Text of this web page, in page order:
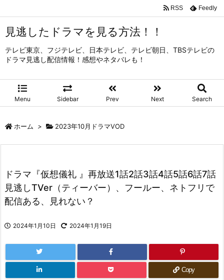
見逃したドラマを見る方法！！
テレビ東京、フジテレビ、日本テレビ、テレビ朝日、TBSテレビの
ドラマ見逃し配信情報！感想やネタバレも！
Menu Sidebar Prev Next Search
RSS Feedly
ホーム > 2023年10月ドラマVOD
ドラマ『仮想儀礼 』再放送1話2話3話4話5話6話7話
見逃しTVer（ティーバー）、フールー、ネトフリで
配信ある、見れない？
2024年1月10日 2024年1月19日
Copy